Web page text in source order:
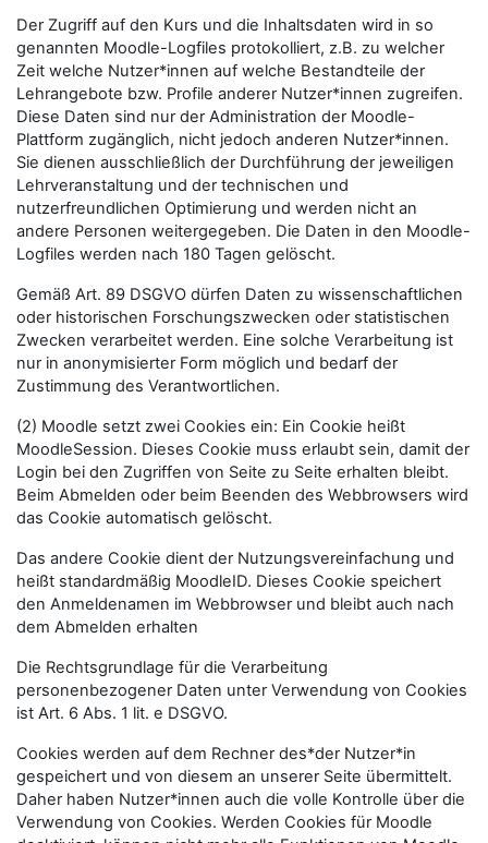
Der Zugriff auf den Kurs und die Inhaltsdaten wird in so
genannten Moodle-Logfiles protokolliert, z.B. zu welcher
Zeit welche Nutzer*innen auf welche Bestandteile der
Lehrangebote bzw. Profile anderer Nutzer*innen zugreifen.
Diese Daten sind nur der Administration der Moodle-
Plattform zugänglich, nicht jedoch anderen Nutzer*innen.
Sie dienen ausschließlich der Durchführung der jeweiligen
Lehrveranstaltung und der technischen und
nutzerfreundlichen Optimierung und werden nicht an
andere Personen weitergegeben. Die Daten in den Moodle-
Logfiles werden nach 180 Tagen gelöscht.
Gemäß Art. 89 DSGVO dürfen Daten zu wissenschaftlichen
oder historischen Forschungszwecken oder statistischen
Zwecken verarbeitet werden. Eine solche Verarbeitung ist
nur in anonymisierter Form möglich und bedarf der
Zustimmung des Verantwortlichen.
(2) Moodle setzt zwei Cookies ein: Ein Cookie heißt
MoodleSession. Dieses Cookie muss erlaubt sein, damit der
Login bei den Zugriffen von Seite zu Seite erhalten bleibt.
Beim Abmelden oder beim Beenden des Webbrowsers wird
das Cookie automatisch gelöscht.
Das andere Cookie dient der Nutzungsvereinfachung und
heißt standardmäßig MoodleID. Dieses Cookie speichert
den Anmeldenamen im Webbrowser und bleibt auch nach
dem Abmelden erhalten
Die Rechtsgrundlage für die Verarbeitung
personenbezogener Daten unter Verwendung von Cookies
ist Art. 6 Abs. 1 lit. e DSGVO.
Cookies werden auf dem Rechner des*der Nutzer*in
gespeichert und von diesem an unserer Seite übermittelt.
Daher haben Nutzer*innen auch die volle Kontrolle über die
Verwendung von Cookies. Werden Cookies für Moodle